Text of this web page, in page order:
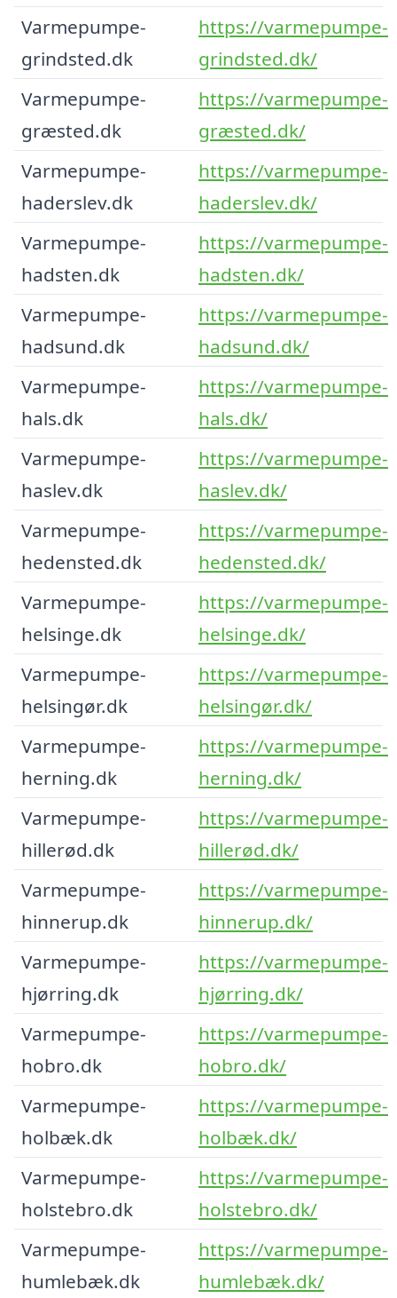
Varmepumpe-
grindsted.dk
https://varmepumpe-
grindsted.dk/
Varmepumpe-
græsted.dk
https://varmepumpe-
græsted.dk/
Varmepumpe-
haderslev.dk
https://varmepumpe-
haderslev.dk/
Varmepumpe-
hadsten.dk
https://varmepumpe-
hadsten.dk/
Varmepumpe-
hadsund.dk
https://varmepumpe-
hadsund.dk/
Varmepumpe-
hals.dk
https://varmepumpe-
hals.dk/
Varmepumpe-
haslev.dk
https://varmepumpe-
haslev.dk/
Varmepumpe-
hedensted.dk
https://varmepumpe-
hedensted.dk/
Varmepumpe-
helsinge.dk
https://varmepumpe-
helsinge.dk/
Varmepumpe-
helsingør.dk
https://varmepumpe-
helsingør.dk/
Varmepumpe-
herning.dk
https://varmepumpe-
herning.dk/
Varmepumpe-
hillerød.dk
https://varmepumpe-
hillerød.dk/
Varmepumpe-
hinnerup.dk
https://varmepumpe-
hinnerup.dk/
Varmepumpe-
hjørring.dk
https://varmepumpe-
hjørring.dk/
Varmepumpe-
hobro.dk
https://varmepumpe-
hobro.dk/
Varmepumpe-
holbæk.dk
https://varmepumpe-
holbæk.dk/
Varmepumpe-
holstebro.dk
https://varmepumpe-
holstebro.dk/
Varmepumpe-
humlebæk.dk
https://varmepumpe-
humlebæk.dk/